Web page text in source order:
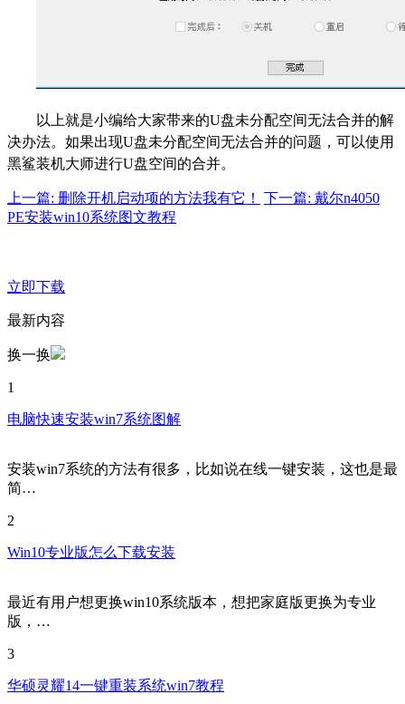
以上就是小编给大家带来的U盘未分配空间无法合并的解
决办法。如果出现U盘未分配空间无法合并的问题，可以使用
黑鲨装机大师进行U盘空间的合并。
上一篇: 删除开机启动项的方法我有它！
下一篇: 戴尔n4050
PE安装win10系统图文教程
立即下载
最新内容
换一换
1
电脑快速安装win7系统图解
安装win7系统的方法有很多，比如说在线一键安装，这也是最
简…
2
Win10专业版怎么下载安装
最近有用户想更换win10系统版本，想把家庭版更换为专业
版，…
3
华硕灵耀14一键重装系统win7教程